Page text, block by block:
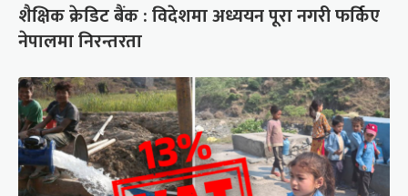
शैक्षिक क्रेडिट बैंक : विदेशमा अध्ययन पूरा नगरी फर्किए
नेपालमा निरन्तरता